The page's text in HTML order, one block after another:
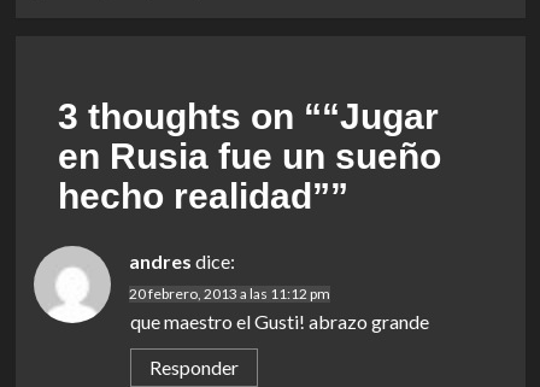
3 thoughts on ““Jugar
en Rusia fue un sueño
hecho realidad””
andres dice:
20 febrero, 2013 a las 11:12 pm
que maestro el Gusti! abrazo grande
Responder